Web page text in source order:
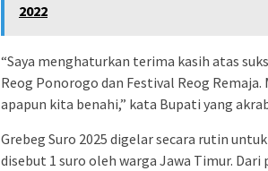
2022
“Saya menghaturkan terima kasih atas
Reog Ponorogo dan Festival Reog
apapun kita benahi,” kata Bupati yang
Grebeg Suro 2025 digelar secara rutin
disebut 1 suro oleh warga Jawa Timur.